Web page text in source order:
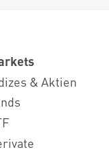
& Aktien